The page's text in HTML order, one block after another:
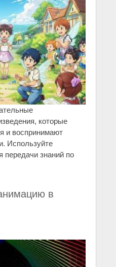
которые
и воспринимают
Используйте
знаний по
в